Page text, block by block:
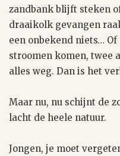
zandbank blijft steken
draaikolk gevangen
een onbekend niets…
stroomen komen, twee
alles weg. Dan is het
Maar nu, nu schijnt de
lacht de heele natuur.
Jongen, je moet